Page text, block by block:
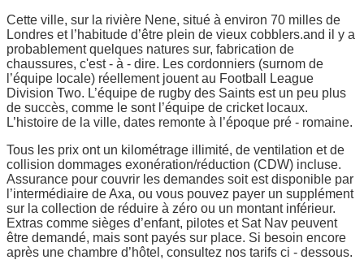
Cette ville, sur la rivière Nene, situé à environ 70 milles de
Londres et l’habitude d’être plein de vieux cobblers.and il y a
probablement quelques natures sur, fabrication de
chaussures, c'est - à - dire. Les cordonniers (surnom de
l’équipe locale) réellement jouent au Football League
Division Two. L’équipe de rugby des Saints est un peu plus
de succès, comme le sont l’équipe de cricket locaux.
L’histoire de la ville, dates remonte à l’époque pré - romaine.
Tous les prix ont un kilométrage illimité, de ventilation et de
collision dommages exonération/réduction (CDW) incluse.
Assurance pour couvrir les demandes soit est disponible par
l’intermédiaire de Axa, ou vous pouvez payer un supplément
sur la collection de réduire à zéro ou un montant inférieur.
Extras comme sièges d’enfant, pilotes et Sat Nav peuvent
être demandé, mais sont payés sur place. Si besoin encore
après une chambre d’hôtel, consultez nos tarifs ci - dessous.